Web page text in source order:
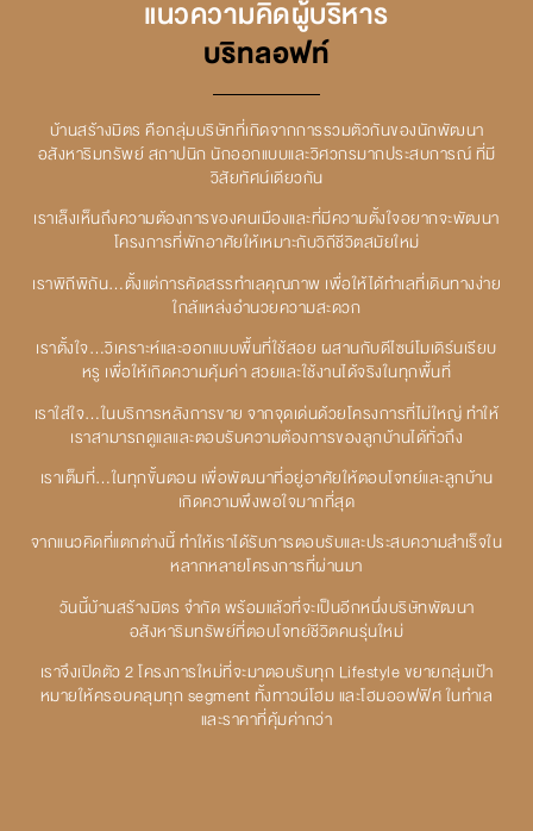
แนวความคิดผู้บริหาร
บริทลอฟท์
บ้านสร้างมิตร คือกลุ่มบริษัทที่เกิดจากการรวมตัวกันของนักพัฒนา
อสังหาริมทรัพย์ สถาปนิก นักออกแบบและวิศวกรมากประสบการณ์ ที่มี
วิสัยทัศน์เดียวกัน
เราเล็งเห็นถึงความต้องการของคนเมืองและที่มีความตั้งใจอยากจะพัฒนา
โครงการที่พักอาศัยให้เหมาะกับวิถีชีวิตสมัยใหม่
เราพิถีพิถัน…ตั้งแต่การคัดสรรทำเลคุณภาพ เพื่อให้ได้ทำเลที่เดินทางง่าย
ใกล้แหล่งอำนวยความสะดวก
เราตั้งใจ…วิเคราะห์และออกแบบพื้นที่ใช้สอย ผสานกับดีไซน์โมเดิร์นเรียบ
หรู เพื่อให้เกิดความคุ้มค่า สวยและใช้งานได้จริงในทุกพื้นที่
เราใส่ใจ…ในบริการหลังการขาย จากจุดเด่นด้วยโครงการที่ไม่ใหญ่ ทำให้
เราสามารถดูแลและตอบรับความต้องการของลูกบ้านได้ทั่วถึง
เราเต็มที่…ในทุกขั้นตอน เพื่อพัฒนาที่อยู่อาศัยให้ตอบโจทย์และลูกบ้าน
เกิดความพึงพอใจมากที่สุด
จากแนวคิดที่แตกต่างนี้ ทำให้เราได้รับการตอบรับและประสบความสำเร็จใน
หลากหลายโครงการที่ผ่านมา
วันนี้บ้านสร้างมิตร จำกัด พร้อมแล้วที่จะเป็นอีกหนึ่งบริษัทพัฒนา
อสังหาริมทรัพย์ที่ตอบโจทย์ชีวิตคนรุ่นใหม่
เราจึงเปิดตัว 2 โครงการใหม่ที่จะมาตอบรับทุก Lifestyle ขยายกลุ่มเป้า
หมายให้ครอบคลุมทุก segment ทั้งทาวน์โฮม และโฮมออฟฟิศ ในทำเล
และราคาที่คุ้มค่ากว่า